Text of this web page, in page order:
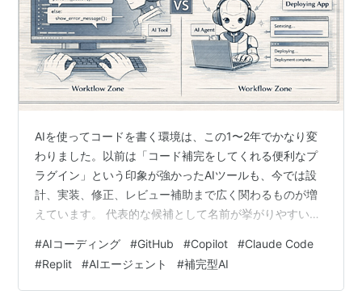
AIを使ってコードを書く環境は、この1〜2年でかなり変
わりました。以前は「コード補完をしてくれる便利なプ
ラグイン」という印象が強かったAIツールも、今では設
計、実装、修正、レビュー補助まで広く関わるものが増
えています。 代表的な候補として名前が挙がりやすいの
Agent の4つです。ただ、実際に見比べると、操作感、AI
に任せられる範囲、料金の考え方、環境との相性はかな
り違います。 この記事では、4つのツールを複数の軸で
#AIコーディング #GitHub #Copilot #Claude Code
#Replit #AIエージェント #補完型AI